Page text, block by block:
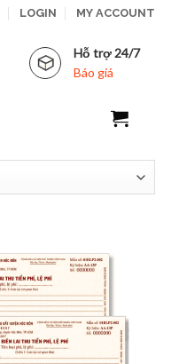
LOGIN MY ACCOUNT
Hỗ trợ 24/7
Báo giá